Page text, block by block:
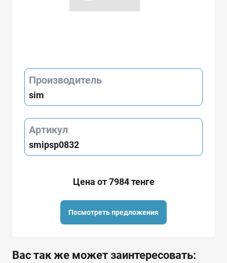
Производитель
sim
Артикул
smipsp0832
Цена от 7984 тенге
Посмотреть предложения
Вас так же может заинтересовать: